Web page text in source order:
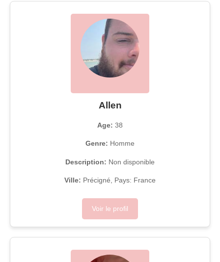
Allen
Age: 38
Genre: Homme
Description: Non disponible
Ville: Précigné, Pays: France
Voir le profil